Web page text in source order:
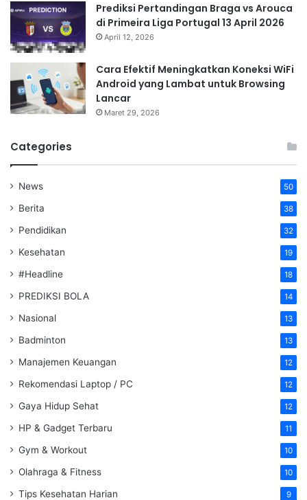
Prediksi Pertandingan Braga vs Arouca
di Primeira Liga Portugal 13 April 2026
April 12, 2026
Cara Efektif Meningkatkan Koneksi WiFi
Android yang Lambat untuk Browsing
Lancar
Maret 29, 2026
Categories
News 50
Berita 38
Pendidikan 32
Kesehatan 19
#Headline 18
PREDIKSI BOLA 14
Nasional 13
Badminton 13
Manajemen Keuangan 12
Rekomendasi Laptop / PC 12
Gaya Hidup Sehat 12
HP & Gadget Terbaru 11
Gym & Workout 10
Olahraga & Fitness 10
Tips Kesehatan Harian 9